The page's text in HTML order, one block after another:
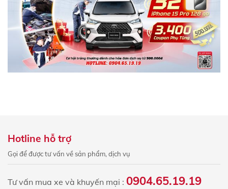
Hotline hỗ trợ
Gọi để được tư vấn về sản phẩm, dịch vụ
Tư vấn mua xe và khuyến mại : 0904.65.19.19